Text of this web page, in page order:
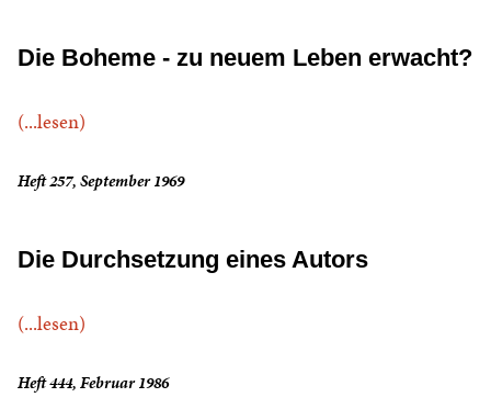
Die Boheme - zu neuem Leben erwacht?
(...lesen)
Heft 257, September 1969
Die Durchsetzung eines Autors
(...lesen)
Heft 444, Februar 1986